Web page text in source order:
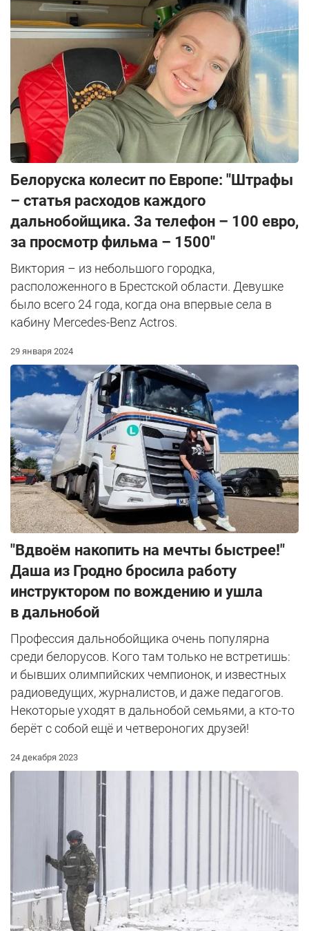
Белоруска колесит по Европе: "Штрафы
– статья расходов каждого
дальнобойщика. За телефон – 100 евро,
за просмотр фильма – 1500"
Виктория – из небольшого городка,
расположенного в Брестской области. Девушке
было всего 24 года, когда она впервые села в
кабину Mercedes-Benz Actros.
29 января 2024
"Вдвоём накопить на мечты быстрее!"
Даша из Гродно бросила работу
инструктором по вождению и ушла
в дальнобой
Профессия дальнобойщика очень популярна
среди белорусов. Кого там только не встретишь:
и бывших олимпийских чемпионок, и известных
радиоведущих, журналистов, и даже педагогов.
Некоторые уходят в дальнобой семьями, а кто-то
берёт с собой ещё и четвероногих друзей!
24 декабря 2023